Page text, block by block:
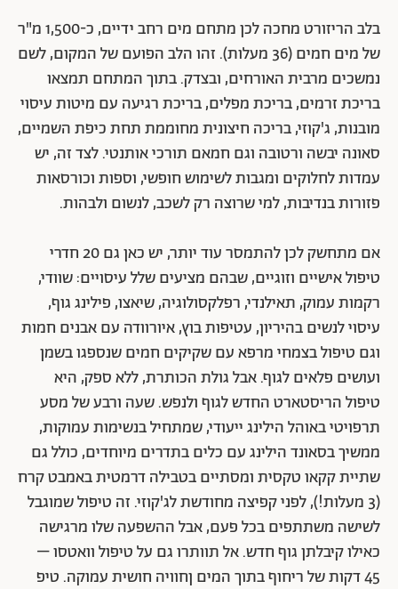
בלב הריזורט מחכה לכן מתחם מים רחב ידיים, כ-1,500 מ"ר
של מים חמים (36 מעלות). זהו הלב הפועם של המקום, לשם
נמשכים מרבית האורחים, ובצדק. בתוך המתחם תמצאו
בריכת זרמים, בריכת מפלים, בריכת רגיעה עם מיטות עיסוי
מובנות, ג'קוזי, בריכה חיצונית מחוממת תחת כיפת השמיים,
סאונה יבשה ורטובה וגם חמאם תורכי אותנטי. לצד זה, יש
עמדות לחלוקים ומגבות לשימוש חופשי, וספות וכורסאות
פזורות בנדיבות, למי שרוצה רק לשכב, לנשום ולבהות.
אם מתחשק לכן להתמסר עוד יותר, יש כאן גם 20 חדרי
טיפול אישיים וזוגיים, שבהם מציעים שלל עיסויים: שוודי,
רקמות עמוק, תאילנדי, רפלקסולוגיה, שיאצו, פילינג גוף,
עיסוי לנשים בהיריון, עטיפות בוץ, איורוודה עם אבנים חמות
וגם טיפול בצמחי מרפא עם שקיקים חמים שנספגו בשמן
ועושים פלאים לגוף. אבל גולת הכותרת, ללא ספק, היא
טיפול הריסטארט החדש לגוף ולנפש. שעה ורבע של מסע
תרפויטי באוהל הילינג ייעודי, שמתחיל בנשימות עמוקות,
ממשיך בסאונד הילינג עם כלים בתדרים מיוחדים, כולל גם
שתיית קקאו טקסית ומסתיים בטבילה דרמטית באמבט קרח
(3 מעלות!), לפני קפיצה מחודשת לג'קוזי. זה טיפול שמוגבל
לשישה משתתפים בכל פעם, אבל ההשפעה שלו מרגישה
כאילו קיבלתן גוף חדש. אל תוותרו גם על טיפול וואטסו –
45 דקות של ריחוף בתוך המים ןחוויה חושית עמוקה. טיפ